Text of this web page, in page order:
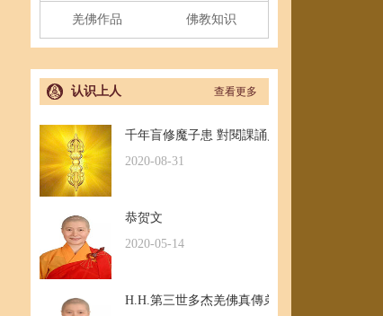
羌佛作品 佛教知识
认识上人 查看更多
千年盲修魔子患 對閱課誦見邪惡
2020-08-31
恭贺文
2020-05-14
H.H.第三世多杰羌佛真傳弟子 – 聖德釋證達教